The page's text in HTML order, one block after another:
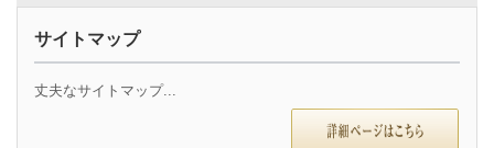
サイトマップ
丈夫なサイトマップ...